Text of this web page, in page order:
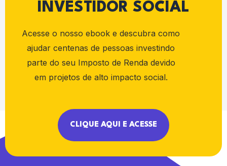
INVESTIDOR SOCIAL
Acesse o nosso ebook e descubra como
ajudar centenas de pessoas investindo
parte do seu Imposto de Renda devido
em projetos de alto impacto social.
CLIQUE AQUI E ACESSE